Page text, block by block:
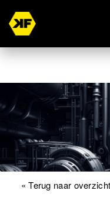
« Terug naar overzicht